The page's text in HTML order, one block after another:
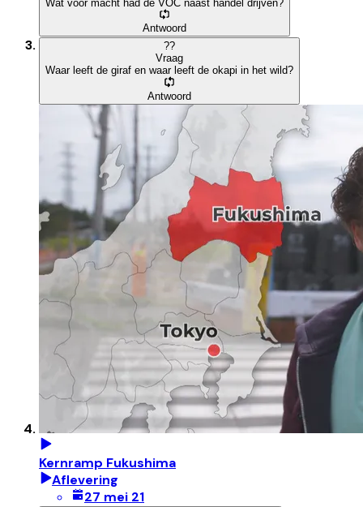
Wat voor macht had de VOC naast handel drijven?
Antwoord
??
Vraag
Waar leeft de giraf en waar leeft de okapi in het wild?
Antwoord
Kernramp Fukushima
Aflevering
27 mei 21